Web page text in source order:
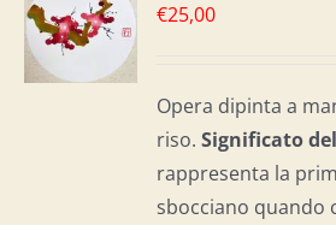
€25,00
Opera dipinta a
riso.Significato
rappresenta la
sbocciano quando